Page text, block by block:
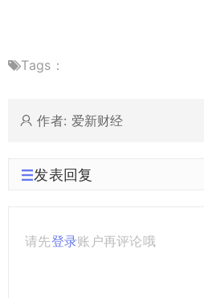
Tags：
作者: 爱新财经
发表回复
请先登录账户再评论哦